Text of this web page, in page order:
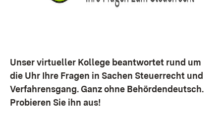
Unser virtueller Kollege beantwortet rund um
die Uhr Ihre Fragen in Sachen Steuerrecht und
Verfahrensgang. Ganz ohne Behördendeutsch.
Probieren Sie ihn aus!